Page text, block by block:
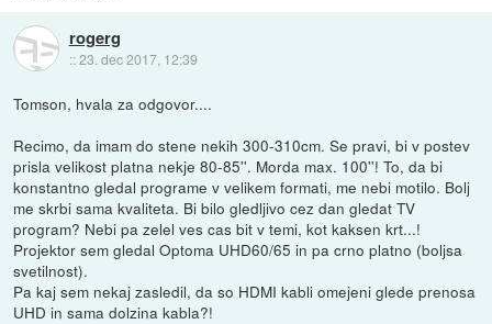
rogerg
::23. dec 2017, 12:39
Tomson, hvala za odgovor....
Recimo, da imam do stene nekih 300-310cm. Se pravi, bi v postev
prisla velikost platna nekje 80-85''. Morda max. 100''! To, da bi
konstantno gledal programe v velikem formati, me nebi motilo. Bolj
me skrbi sama kvaliteta. Bi bilo gledljivo cez dan gledat TV
program? Nebi pa zelel ves cas bit v temi, kot kaksen krt...!
Projektor sem gledal Optoma UHD60/65 in pa crno platno (boljsa
svetilnost).
Pa kaj sem nekaj zasledil, da so HDMI kabli omejeni glede prenosa
UHD in sama dolzina kabla?!